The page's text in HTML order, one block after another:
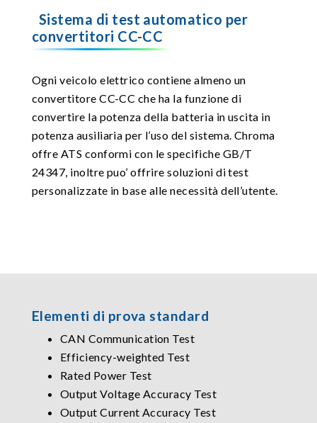
Sistema di test automatico per
convertitori CC-CC
Ogni veicolo elettrico contiene almeno un
convertitore CC-CC che ha la funzione di
convertire la potenza della batteria in uscita in
potenza ausiliaria per l’uso del sistema. Chroma
offre ATS conformi con le specifiche GB/T
24347, inoltre puo’ offrire soluzioni di test
personalizzate in base alle necessità dell’utente.
Elementi di prova standard
CAN Communication Test
Efficiency-weighted Test
Rated Power Test
Output Voltage Accuracy Test
Output Current Accuracy Test